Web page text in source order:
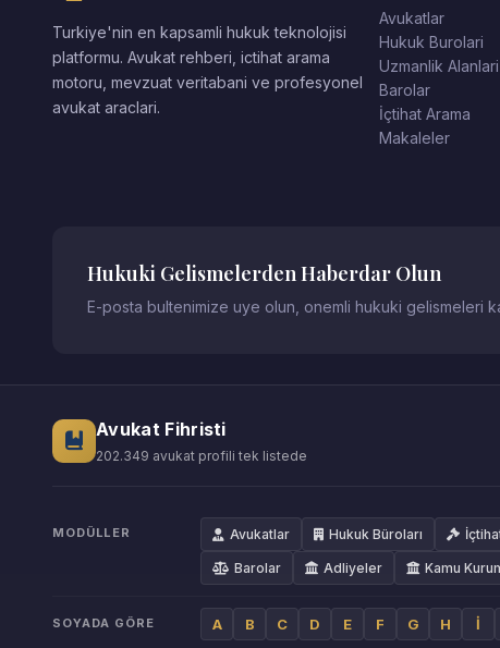
Turkiye'nin en kapsamli hukuk teknolojisi
platformu. Avukat rehberi, ictihat arama
motoru, mevzuat veritabani ve profesyonel
avukat araclari.
Avukatlar
Hukuk Burolari
Uzmanlik Alanlari
Barolar
İçtihat Arama
Makaleler
Hukuki Gelismelerden Haberdar Olun
E-posta bultenimize uye olun, onemli hukuki gelismeleri
Avukat Fihristi
202.349 avukat profili tek listede
MODÜLLER Avukatlar Hukuk Büroları
Barolar Adliyeler Kamu
SOYADA GÖRE A B C D E F G H İ